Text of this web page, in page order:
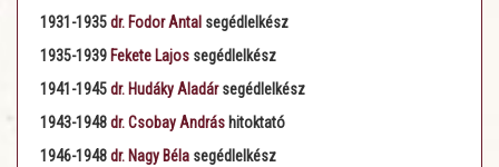
1931-1935dr. Fodor Antal segédlelkész
1935-1939 Fekete Lajos segédlelkész
1941-1945dr. Hudáky Aladársegédlelkész
1943-1948dr. Csobay András hitoktató
1946-1948dr. Nagy Béla segédlelkész